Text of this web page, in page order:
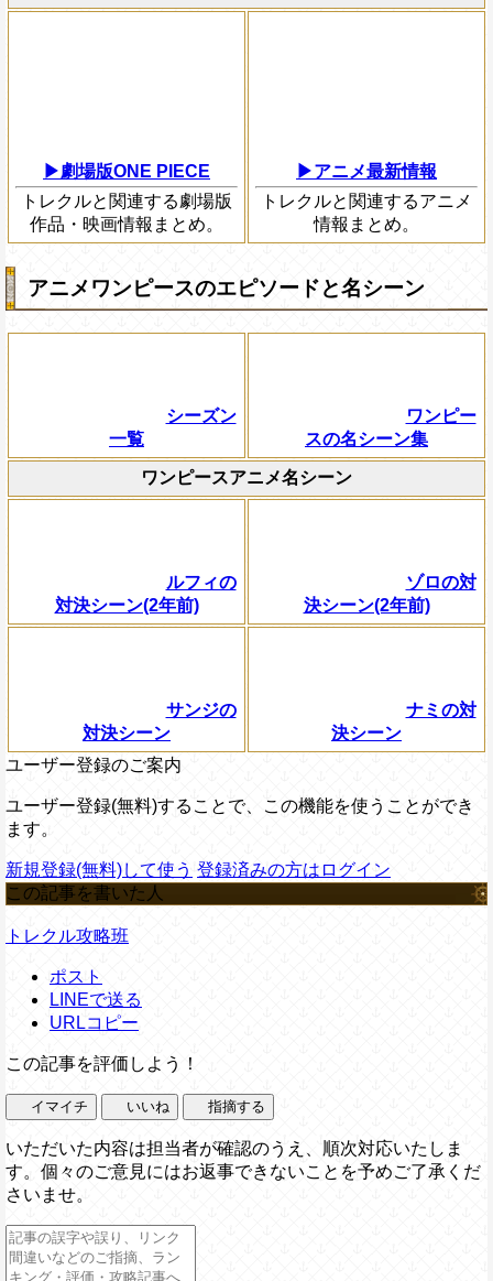
▶劇場版ONE PIECE
トレクルと関連する劇場版
作品・映画情報まとめ。
▶アニメ最新情報
トレクルと関連するアニメ
情報まとめ。
アニメワンピースのエピソードと名シーン
シーズン
一覧
ワンピー
スの名シーン集
ワンピースアニメ名シーン
ルフィの
対決シーン(2年前)
ゾロの対
決シーン(2年前)
サンジの
対決シーン
ナミの対
決シーン
ユーザー登録のご案内
ユーザー登録(無料)することで、この機能を使うことができ
ます。
新規登録(無料)して使う 登録済みの方はログイン
この記事を書いた人
トレクル攻略班
ポスト
LINEで送る
URLコピー
この記事を評価しよう！
イマイチ いいね 指摘する
いただいた内容は担当者が確認のうえ、順次対応いたしま
す。個々のご意見にはお返事できないことを予めご了承くだ
さいませ。